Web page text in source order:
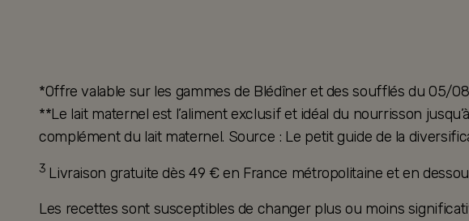
*Offre valable sur les gammes de Blédîner et des soufflés du 05/
**Le lait maternel est l’aliment exclusif et idéal du nourrisson
complément du lait maternel. Source : Le petit guide de la
3 Livraison gratuite dès 49 € en France métropolitaine et en
Les recettes sont susceptibles de changer plus ou moins